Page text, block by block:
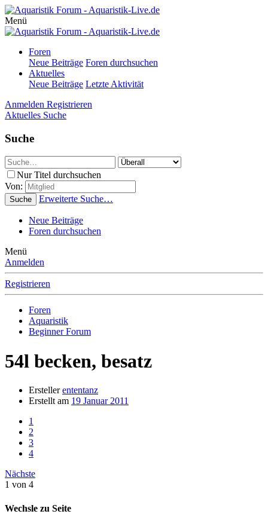
Menü
Foren
Neue Beiträge Foren durchsuchen
Aktuelles
Neue Beiträge Letzte Aktivität
Anmelden Registrieren
Aktuelles Suche
Suche
Nur Titel durchsuchen
Von:
Suche Erweiterte Suche…
Neue Beiträge
Foren durchsuchen
Menü
Anmelden
Registrieren
Foren
Aquaristik
Beginner Forum
54l becken, besatz
Ersteller ententanz
Erstellt am 19 Januar 2011
1
2
3
4
Nächste
1 von 4
Wechsle zu Seite